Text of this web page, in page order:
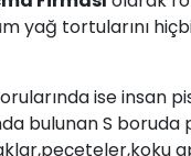
yağ tortularını
ise insan
bulunan S